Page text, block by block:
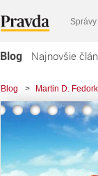
Správy
Blog Najnovšie
Blog > Martin D.